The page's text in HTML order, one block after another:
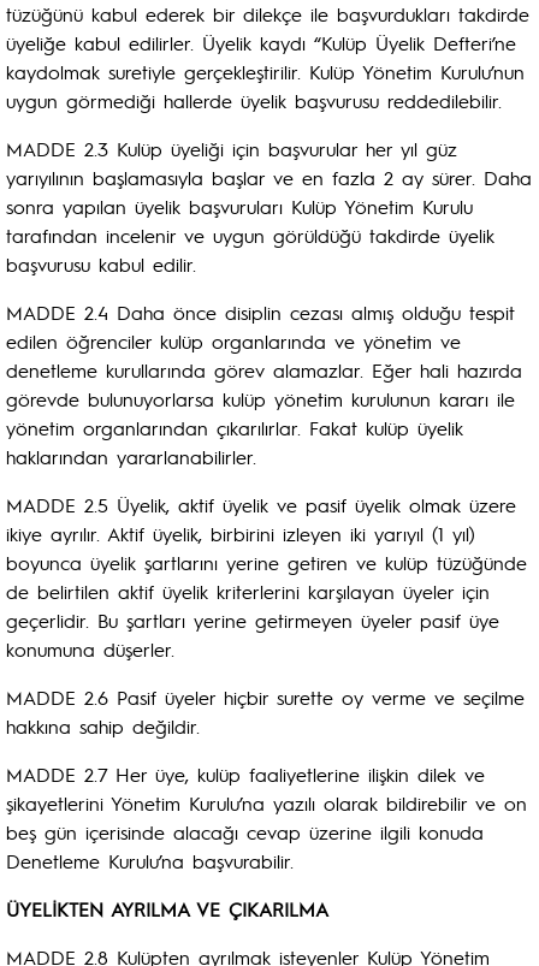
tüzüğünü kabul ederek bir dilekçe ile başvurdukları takdirde
üyeliğe kabul edilirler. Üyelik kaydı “Kulüp Üyelik Defteri’ne
kaydolmak suretiyle gerçekleştirilir. Kulüp Yönetim Kurulu’nun
uygun görmediği hallerde üyelik başvurusu reddedilebilir.
MADDE 2.3 Kulüp üyeliği için başvurular her yıl güz
yarıyılının başlamasıyla başlar ve en fazla 2 ay sürer. Daha
sonra yapılan üyelik başvuruları Kulüp Yönetim Kurulu
tarafından incelenir ve uygun görüldüğü takdirde üyelik
başvurusu kabul edilir.
MADDE 2.4 Daha önce disiplin cezası almış olduğu tespit
edilen öğrenciler kulüp organlarında ve yönetim ve
denetleme kurullarında görev alamazlar. Eğer hali hazırda
görevde bulunuyorlarsa kulüp yönetim kurulunun kararı ile
yönetim organlarından çıkarılırlar. Fakat kulüp üyelik
haklarından yararlanabilirler.
MADDE 2.5 Üyelik, aktif üyelik ve pasif üyelik olmak üzere
ikiye ayrılır. Aktif üyelik, birbirini izleyen iki yarıyıl (1 yıl)
boyunca üyelik şartlarını yerine getiren ve kulüp tüzüğünde
de belirtilen aktif üyelik kriterlerini karşılayan üyeler için
geçerlidir. Bu şartları yerine getirmeyen üyeler pasif üye
konumuna düşerler.
MADDE 2.6 Pasif üyeler hiçbir surette oy verme ve seçilme
hakkına sahip değildir.
MADDE 2.7 Her üye, kulüp faaliyetlerine ilişkin dilek ve
şikayetlerini Yönetim Kurulu’na yazılı olarak bildirebilir ve on
beş gün içerisinde alacağı cevap üzerine ilgili konuda
Denetleme Kurulu’na başvurabilir.
ÜYELİKTEN AYRILMA VE ÇIKARILMA
MADDE 2.8 Kulüpten ayrılmak isteyenler Kulüp Yönetim